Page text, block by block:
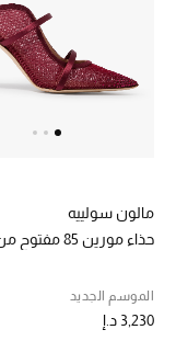
مالون سولييه
حذاء مورين 85 مفتوح من الخلف
الموسم الجديد
3,230 د.إ